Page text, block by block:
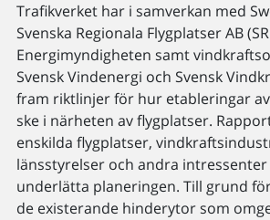
Trafikverket har i samverkan med
Svenska Regionala Flygplatser AB
Energimyndigheten samt
Svensk Vindenergi och Svensk
fram riktlinjer för hur etableringar
ske i närheten av flygplatser.
enskilda flygplatser,
länsstyrelser och andra intressenter
underlätta planeringen. Till grund
de existerande hinderytor som